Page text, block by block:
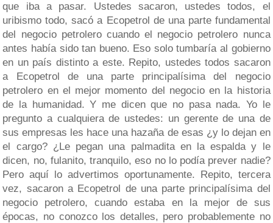
que iba a pasar. Ustedes sacaron, ustedes todos, el
uribismo todo, sacó a Ecopetrol de una parte fundamental
del negocio petrolero cuando el negocio petrolero nunca
antes había sido tan bueno. Eso solo tumbaría al gobierno
en un país distinto a este. Repito, ustedes todos sacaron
a Ecopetrol de una parte principalísima del negocio
petrolero en el mejor momento del negocio en la historia
de la humanidad. Y me dicen que no pasa nada. Yo le
pregunto a cualquiera de ustedes: un gerente de una de
sus empresas les hace una hazaña de esas ¿y lo dejan en
el cargo? ¿Le pegan una palmadita en la espalda y le
dicen, no, fulanito, tranquilo, eso no lo podía prever nadie?
Pero aquí lo advertimos oportunamente. Repito, tercera
vez, sacaron a Ecopetrol de una parte principalísima del
negocio petrolero, cuando estaba en la mejor de sus
épocas, no conozco los detalles, pero probablemente no